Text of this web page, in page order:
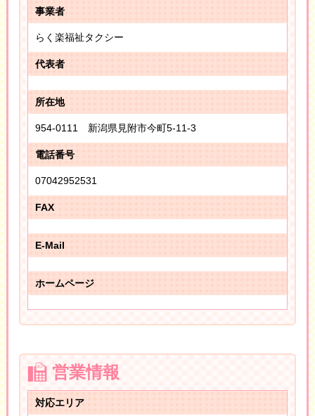
事業者
らく楽福祉タクシー
代表者
所在地
954-0111 新潟県見附市今町5-11-3
電話番号
07042952531
FAX
E-Mail
ホームページ
営業情報
対応エリア